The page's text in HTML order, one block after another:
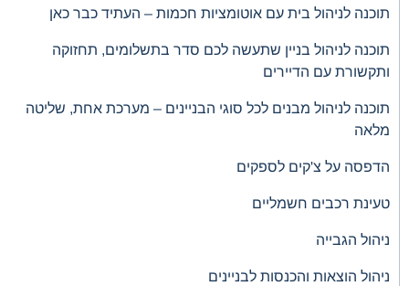
תוכנה לניהול בית עם אוטומציות חכמות – העתיד כבר כאן
תוכנה לניהול בניין שתעשה לכם סדר בתשלומים, תחזוקה
ותקשורת עם הדיירים
תוכנה לניהול מבנים לכל סוגי הבניינים – מערכת אחת, שליטה
מלאה
הדפסה על צ'קים לספקים
טעינת רכבים חשמליים
ניהול הגבייה
ניהול הוצאות והכנסות לבניינים